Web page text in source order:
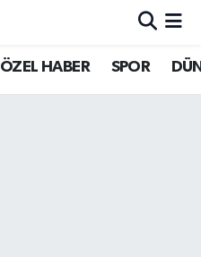
ÖZEL HABER SPOR